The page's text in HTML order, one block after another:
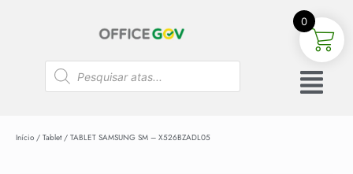
Início / Tablet/ TABLET SAMSUNG SM – X526BZADL05
0